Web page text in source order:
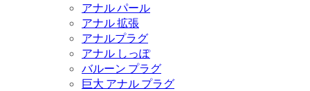
アナル パール
アナル 拡張
アナルプラグ
アナル しっぽ
バルーン プラグ
巨大 アナル プラグ